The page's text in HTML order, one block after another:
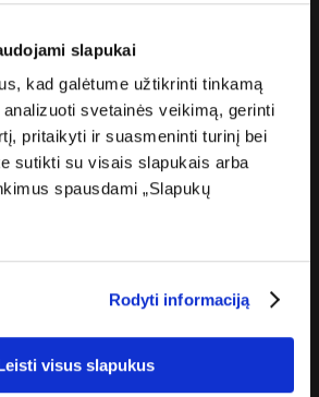
slapukai
kad galėtume užtikrinti tinkamą
svetainės veikimą, gerinti
pritaikyti ir suasmeninti turinį bei
sutikti su visais slapukais arba
spausdami „Slapukų
Rodyti informaciją
visus slapukus